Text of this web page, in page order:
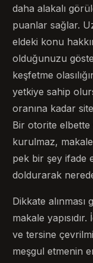
daha alakalı
puanlar sağlar.
eldeki konu
olduğunuzu
keşfetme
yetkiye sahip
oranına kadar
Bir otorite
kurulmaz,
pek bir şey ifade
doldurarak
Dikkate
makale
ve tersine
meşgul etmenin